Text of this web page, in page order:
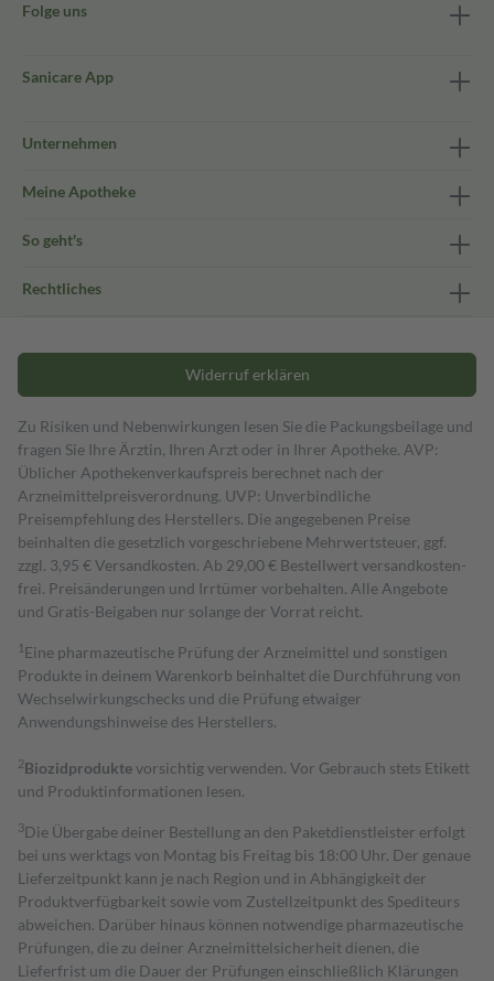
Folge uns
Sanicare App
Unternehmen
Meine Apotheke
So geht's
Rechtliches
Widerruf erklären
Zu Risiken und Nebenwirkungen lesen Sie die Packungsbeilage und
fragen Sie Ihre Ärztin, Ihren Arzt oder in Ihrer Apotheke. AVP:
Üblicher Apothekenverkaufspreis berechnet nach der
Arzneimittelpreisverordnung. UVP: Unverbindliche
Preisempfehlung des Herstellers. Die angegebenen Preise
beinhalten die gesetzlich vorgeschriebene Mehrwertsteuer, ggf.
zzgl. 3,95 € Versandkosten. Ab 29,00 € Bestell­wert versand­kosten­
frei. Preisänderungen und Irrtümer vorbehalten. Alle Angebote
und Gratis-Beigaben nur solange der Vorrat reicht.
1 Eine pharmazeutische Prüfung der Arzneimittel und sonstigen
Produkte in deinem Warenkorb beinhaltet die Durchführung von
Wechselwirkungschecks und die Prüfung etwaiger
Anwendungshinweise des Herstellers.
2Biozidproduktevorsichtig verwenden. Vor Gebrauch stets Etikett
und Produktinformationen lesen.
3Die Übergabe deiner Bestellung an den Paketdienstleister erfolgt
bei uns werktags von Montag bis Freitag bis 18:00 Uhr. Der genaue
Lieferzeitpunkt kann je nach Region und in Abhängigkeit der
Produktverfügbarkeit sowie vom Zustellzeitpunkt des Spediteurs
abweichen. Darüber hinaus können notwendige pharmazeutische
Prüfungen, die zu deiner Arzneimittelsicherheit dienen, die
Lieferfrist um die Dauer der Prüfungen einschließlich Klärungen